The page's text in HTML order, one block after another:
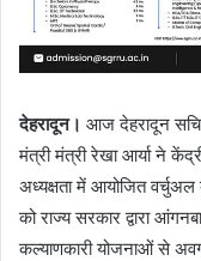
देहरादून। आज देहरादून
मंत्री मंत्री रेखा आर्या ने
अध्यक्षता में आयोजित
को राज्य सरकार द्वारा
कल्याणकारी योजनाओं से